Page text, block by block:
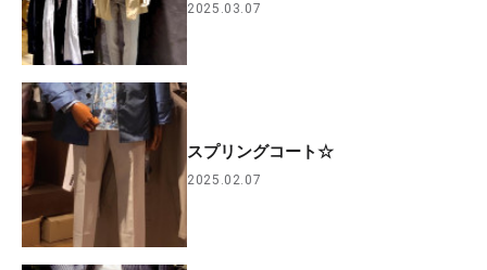
2025.03.07
スプリングコート☆
2025.02.07